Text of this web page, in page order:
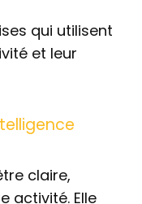
qui utilisent
et leur
claire,
activité. Elle